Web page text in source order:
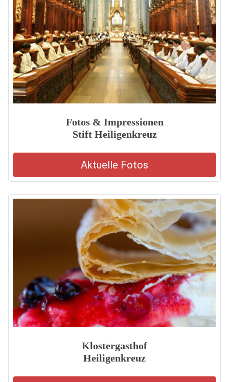
Fotos & Impressionen
Stift Heiligenkreuz
Aktuelle Fotos
Klostergasthof
Heiligenkreuz